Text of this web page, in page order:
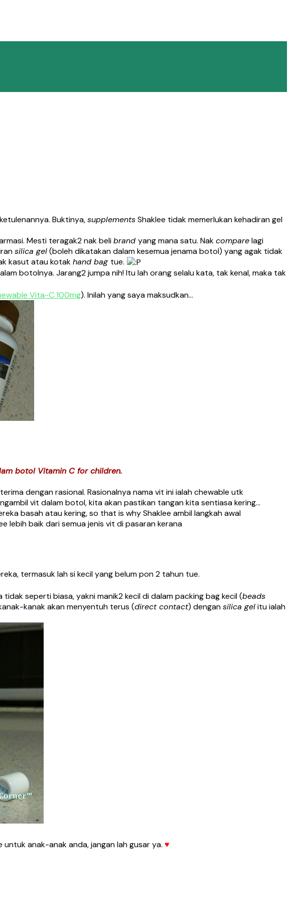
Buktinya,supplementsShaklee tidak memerlukan kehadiran gel
Mesti teragak2 nak belibrand yang mana satu. Nakcomparelagi
silica gel(boleh dikatakan dalam kesemua jenama botol) yang agak tidak
kasut atau kotakhand bag tue.
botolnya. Jarang2 jumpa nih! Itu lah orang selalu kata, tak kenal, maka tak
Vita-C 100mg). Inilah yang saya maksudkan…
botol Vitamin C for children.
dengan rasional. Rasionalnya nama vit ini ialah chewable utk
vit dalam botol, kita akan pastikan tangan kita sentiasa kering…
basah atau kering, so that is why Shaklee ambil langkah awal
lebih baik dari semua jenis vit di pasaran kerana
termasuk lah si kecil yang belum pon 2 tahun tue.
tidak seperti biasa, yakni manik2 kecil di dalam packing bag kecil (beads
kanak akan menyentuh terus (direct contact) dengansilica gelitu ialah
untuk anak-anak anda, jangan lah gusar ya. ♥